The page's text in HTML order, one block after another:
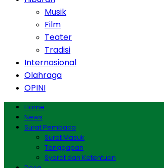
Musik
Film
Teater
Tradisi
Internasional
Olahraga
OPINI
Home
News
Surat Pembaca
Surat Masuk
Tanggapan
Syarat dan Ketentuan